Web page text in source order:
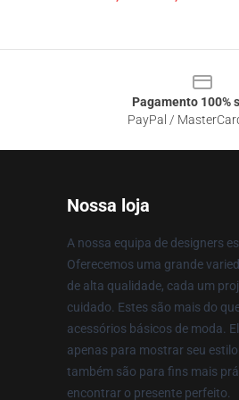
Pagamento 100%
PayPal /
Nossa loja
A nossa equipa de designers
Oferecemos uma grande
de alta qualidade, cada um
cuidado. Estes são mais do
acessórios básicos de moda.
apenas para mostrar seu
também são para fins mais
encontrar o presente perfeito.